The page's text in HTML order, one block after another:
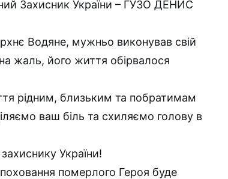
Захисник України – ГУЗО ДЕНИС
Водяне, мужньо виконував свій
жаль, його життя обірвалося
рідним, близьким та побратимам
ваш біль та схиляємо голову в
України!
померлого Героя буде